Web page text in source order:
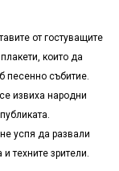
от гостуващите
които да
песенно събитие.
извиха народни
успя да развали
техните зрители.